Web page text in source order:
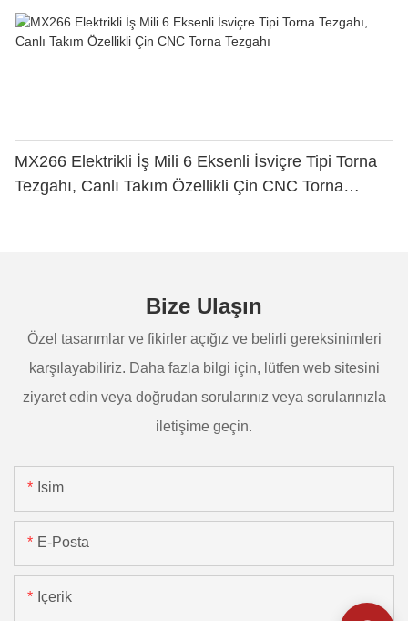
MX266 Elektrikli İş Mili 6 Eksenli İsviçre Tipi Torna
Tezgahı, Canlı Takım Özellikli Çin CNC Torna
Bize Ulaşın
Özel tasarımlar ve fikirler açığız ve belirli gereksinimleri
karşılayabiliriz. Daha fazla bilgi için, lütfen web sitesini
ziyaret edin veya doğrudan sorularınız veya sorularınızla
iletişime geçin.
Isim
E-Posta
Içerik